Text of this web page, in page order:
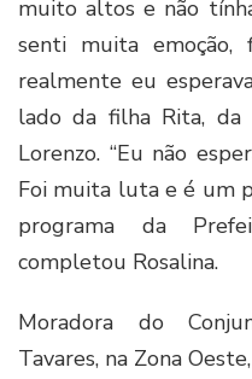
muito altos e não
senti muita
realmente eu
lado da filha Rita, da
Lorenzo. “Eu não
Foi muita luta e é um
programa da
completou Rosalina.
Moradora do
Tavares, na Zona